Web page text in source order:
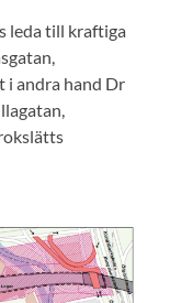
leda till kraftiga
i andra hand Dr